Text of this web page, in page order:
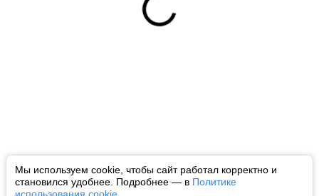
Мы используем cookie, чтобы сайт работал корректно и
становился удобнее. Подробнее — в Политике